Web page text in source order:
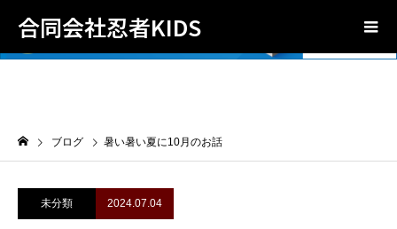
合同会社忍者KIDS
ブログ 暑い暑い夏に10月のお話
未分類 2024.07.04